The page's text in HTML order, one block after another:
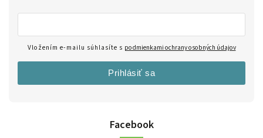
Facebook
Vložením e-mailu súhlasíte s podmienkami ochrany osobných údajov
Prihlásiť sa